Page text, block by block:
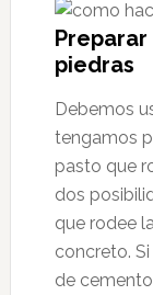
piedras
Debemos
tengamos
pasto que
dos
que rodee
concreto.
de